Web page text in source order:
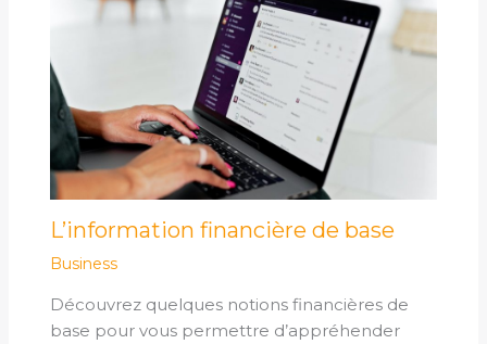
L’information financière de base
Business
Découvrez quelques notions financières de
base pour vous permettre d’appréhender